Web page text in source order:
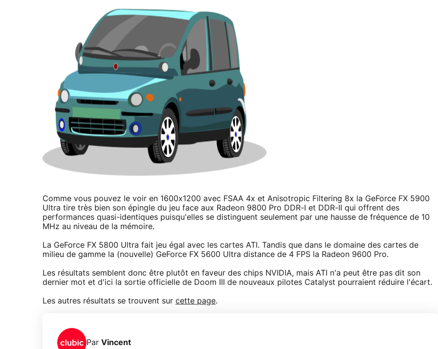
Comme vous pouvez le voir en 1600x1200 avec FSAA 4x et Anisotropic Filtering 8x la GeForce FX 5900
Ultra tire très bien son épingle du jeu face aux Radeon 9800 Pro DDR-I et DDR-II qui offrent des
performances quasi-identiques puisqu'elles se distinguent seulement par une hausse de fréquence de 10
MHz au niveau de la mémoire.
La GeForce FX 5800 Ultra fait jeu égal avec les cartes ATI. Tandis que dans le domaine des cartes de
milieu de gamme la (nouvelle) GeForce FX 5600 Ultra distance de 4 FPS la Radeon 9600 Pro.
Les résultats semblent donc être plutôt en faveur des chips NVIDIA, mais ATI n'a peut être pas dit son
dernier mot et d'ici la sortie officielle de Doom III de nouveaux pilotes Catalyst pourraient réduire l'écart.
Les autres résultats se trouvent sur cette page.
Par Vincent